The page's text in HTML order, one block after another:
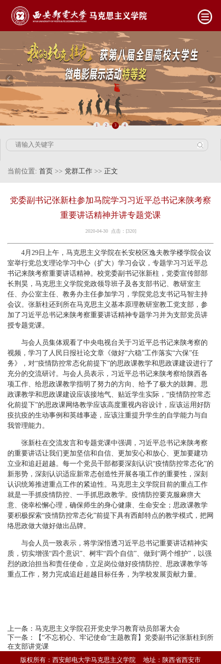
1 2 3 4
当前位置: 首页 >> 党群工作 >> 正文
党委副书记张新柱参加马院学习习近平总书记来陕考察
重要讲话精神并讲专题党课
2020-04-30 点击：[320]
4月29日上午，马克思主义学院在长安校区逸夫教学楼学院会议
室举行党总支理论学习中心（扩大）学习会议，专题学习习近平总
书记来陕考察重要讲话精神。校党委副书记张新柱，党委宣传部部
长荆昊，马克思主义学院党政领导班子及各支部书记、教研室主
任、办公室主任、教务办主任参加学习，学院党总支书记马智主持
会议。张新柱还到所在马克思主义基本原理教研室教工党支部，参
加了习近平总书记来陕考察重要讲话精神专题学习并为支部党员讲
授专题党课。
与会人员集体观看了中央电视台关于习近平总书记来陕考察的
视频，学习了人民日报社论文章《做好“六稳”工作落实“六保”任
务》，对“疫情防控常态化前提下”的思政课教学和思政课建设进行了
充分的交流研讨。与会人员表示，习近平总书记来陕考察给陕西各
项工作、给思政课教学指明了努力的方向、给予了极大的鼓舞。思
政课教学和思政课建设应该接地气、贴近学生实际，“疫情防控常态
化前提下”的思政课网络教学应该高度重视内容设计，应该运用好防
疫抗疫的生动事例和英雄事迹，应该注重提升学生的自学能力与自
我管理能力。
张新柱在交流发言和专题党课中强调，习近平总书记来陕考察
的重要讲话让我们更加坚信和自信、更加安心和放心、更加要建功
立业和追赶超越。每一个党员干部都要深刻认识“疫情防控常态化”的
新形势，深刻认识适应新常态创造性开展各项工作的重要性，深刻
认识统筹推进重点工作的紧迫性。马克思主义学院目前的重点工作
就是一手抓疫情防控、一手抓思政教学。疫情防控要克服麻痹大
意、侥幸松懈心理，确保师生的身心健康、生命安全；思政课教学
要积极探索“疫情防控常态化”前提下具有西邮特点的教学模式，把网
络思政做大做好做出品牌。
与会人员一致表示，将学深悟透习近平总书记重要讲话精神实
质，切实增强“四个意识”、树牢“四个自信”、做到“两个维护”，以强
烈的政治担当和责任使命，立足岗位做好疫情防控、思政课教学等
重点工作，努力完成追赶超越目标任务，为学校发展贡献力量。
上一条： 马克思主义学院召开党史学习教育动员部署大会
下一条：
【“不忘初心、牢记使命”主题教育】党委副书记张新柱到所
在支部讲党课
版权所有：西安邮电大学马克思主义学院 地址：陕西省西安市